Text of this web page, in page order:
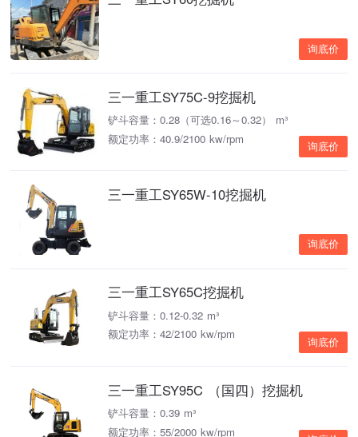
询底价
三一重工SY75C-9挖掘机
铲斗容量：0.28（可选0.16～0.32） m³
额定功率：40.9/2100 kw/rpm
询底价
三一重工SY65W-10挖掘机
询底价
三一重工SY65C挖掘机
铲斗容量：0.12-0.32 m³
额定功率：42/2100 kw/rpm
询底价
三一重工SY95C （国四）挖掘机
铲斗容量：0.39 m³
额定功率：55/2000 kw/rpm